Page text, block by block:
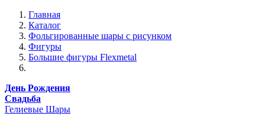
Главная
Каталог
Фольгированные шары с рисунком
Фигуры
Большие фигуры Flexmetal
День Рождения
Свадьба
Гелиевые Шары